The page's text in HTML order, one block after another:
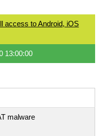
access to Android, iOS
13:00:00
malware